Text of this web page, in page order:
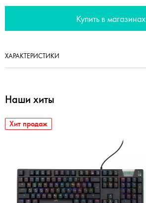
Купить в магазинах
ХАРАКТЕРИСТИКИ
Наши хиты
Хит продаж